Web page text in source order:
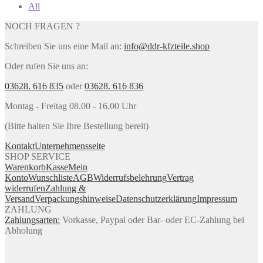
All
NOCH FRAGEN ?
Schreiben Sie uns eine Mail an: info@ddr-kfzteile.shop
Oder rufen Sie uns an:
03628. 616 835 oder03628. 616 836
Montag - Freitag 08.00 - 16.00 Uhr
(Bitte halten Sie Ihre Bestellung bereit)
KontaktUnternehmensseite
SHOP SERVICE
WarenkorbKasseMein
KontoWunschlisteAGBWiderrufsbelehrungVertrag
widerrufenZahlung &
VersandVerpackungshinweiseDatenschutzerklärungImpressum
ZAHLUNG
Zahlungsarten: Vorkasse, Paypal oder Bar- oder EC-Zahlung bei
Abholung